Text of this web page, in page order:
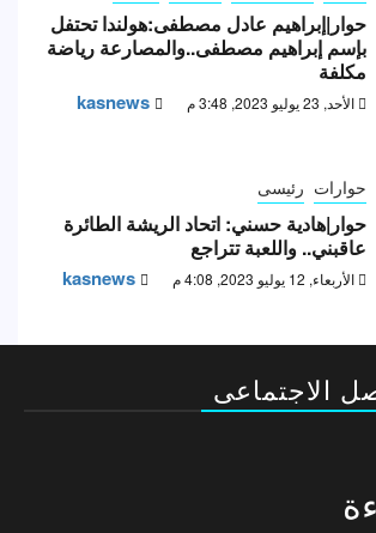
حوار|إبراهيم عادل مصطفى:هولندا تحتفل
بإسم إبراهيم مصطفى..والمصارعة رياضة
مكلفة
الأحد, 23 يوليو 2023, 3:48 م kasnews
حوارات رئيسى
حوار|هادية حسني: اتحاد الريشة الطائرة
عاقبني.. واللعبة تتراجع
الأربعاء, 12 يوليو 2023, 4:08 م kasnews
الاجتماعى